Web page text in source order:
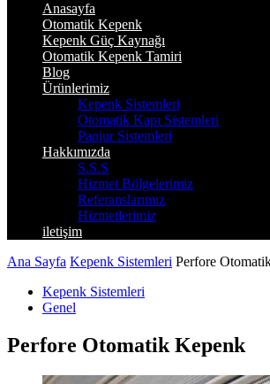
Anasayfa
Otomatik Kepenk
Kepenk Güç Kaynağı
Otomatik Kepenk Tamiri
Blog
Ürünlerimiz
Kepenk Sistemleri
Otomatik Kapı Sistemleri
Panjur Sistemleri
Hakkımızda
S.S.S
Hizmet Bölgelerimiz
Referanslarımız
Hizmetlerimiz
iletişim
Ana Sayfa Kepenk Sistemleri Perfore
Kepenk Sistemleri
Genel
Perfore Otomatik Kepenk